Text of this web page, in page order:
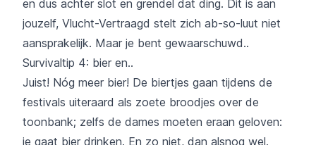
en dus achter slot en grendel dat ding. Dit is aan
jouzelf, Vlucht-Vertraagd stelt zich ab-so-luut niet
aansprakelijk. Maar je bent gewaarschuwd..
Survivaltip 4: bier en..
Juist! Nóg meer bier! De biertjes gaan tijdens de
festivals uiteraard als zoete broodjes over de
toonbank; zelfs de dames moeten eraan geloven:
je gaat bier drinken. En zo niet, dan alsnog wel.